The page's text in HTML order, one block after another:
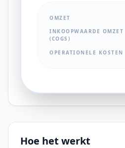
OMZET
INKOOPWAARDE OMZET
(COGS)
OPERATIONELE KOSTEN
Hoe het werkt